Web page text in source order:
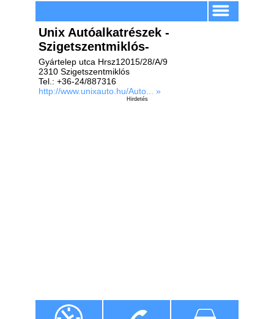
Unix Autóalkatrészek -
Szigetszentmiklós-
Gyártelep utca Hrsz12015/28/A/9
2310 Szigetszentmiklós
Tel.: +36-24/887316
http://www.unixauto.hu/Auto... »
Hirdetés